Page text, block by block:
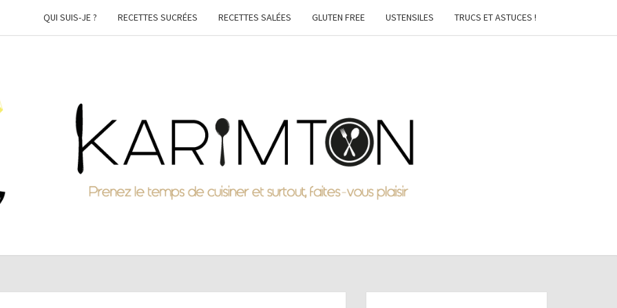
QUI SUIS-JE ? RECETTES SUCRÉES RECETTES SALÉES GLUTEN FREE USTENSILES TRUCS ET ASTUCES !
KARIMTON
Prenez
Le
Temps
De
Faites-